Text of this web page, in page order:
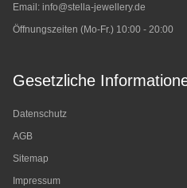
Email: info@stella-jewellery.de
Öffnungszeiten (Mo-Fr.) 10:00 - 20:00
Gesetzliche
Datenschutz
AGB
Sitemap
Impressum